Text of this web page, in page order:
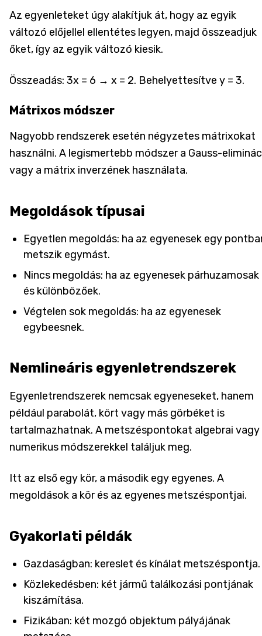
Az egyenleteket úgy alakítjuk át, hogy az egyik
változó előjellel ellentétes legyen, majd összeadjuk
őket, így az egyik változó kiesik.
Összeadás: 3x = 6 → x = 2. Behelyettesítve y = 3.
Mátrixos módszer
Nagyobb rendszerek esetén négyzetes mátrixokat
használni. A legismertebb módszer a Gauss-
vagy a mátrix inverzének használata.
Megoldások típusai
Egyetlen megoldás: ha az egyenesek egy
metszik egymást.
Nincs megoldás: ha az egyenesek párhuzamosak
és különbözőek.
Végtelen sok megoldás: ha az egyenesek
egybeesnek.
Nemlineáris egyenletrendszerek
Egyenletrendszerek nemcsak egyeneseket, hanem
például parabolát, kört vagy más görbéket is
tartalmazhatnak. A metszéspontokat algebrai vagy
numerikus módszerekkel találjuk meg.
Itt az első egy kör, a második egy egyenes. A
megoldások a kör és az egyenes metszéspontjai.
Gyakorlati példák
Gazdaságban: kereslet és kínálat metszéspontja.
Közlekedésben: két jármű találkozási pontjának
kiszámítása.
Fizikában: két mozgó objektum pályájának